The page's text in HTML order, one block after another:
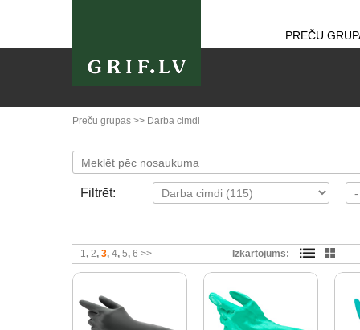
PREČU
Preču grupas >> Darba cimdi
Filtrēt:
1 2 3 4 5 6 >> Izkārtojums: